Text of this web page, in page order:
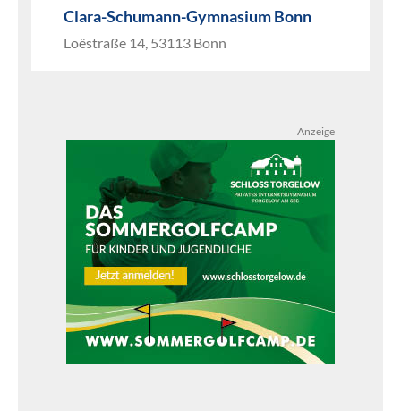
Clara-Schumann-Gymnasium Bonn
Loëstraße 14, 53113 Bonn
Anzeige